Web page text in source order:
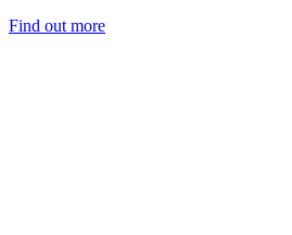
Find out more